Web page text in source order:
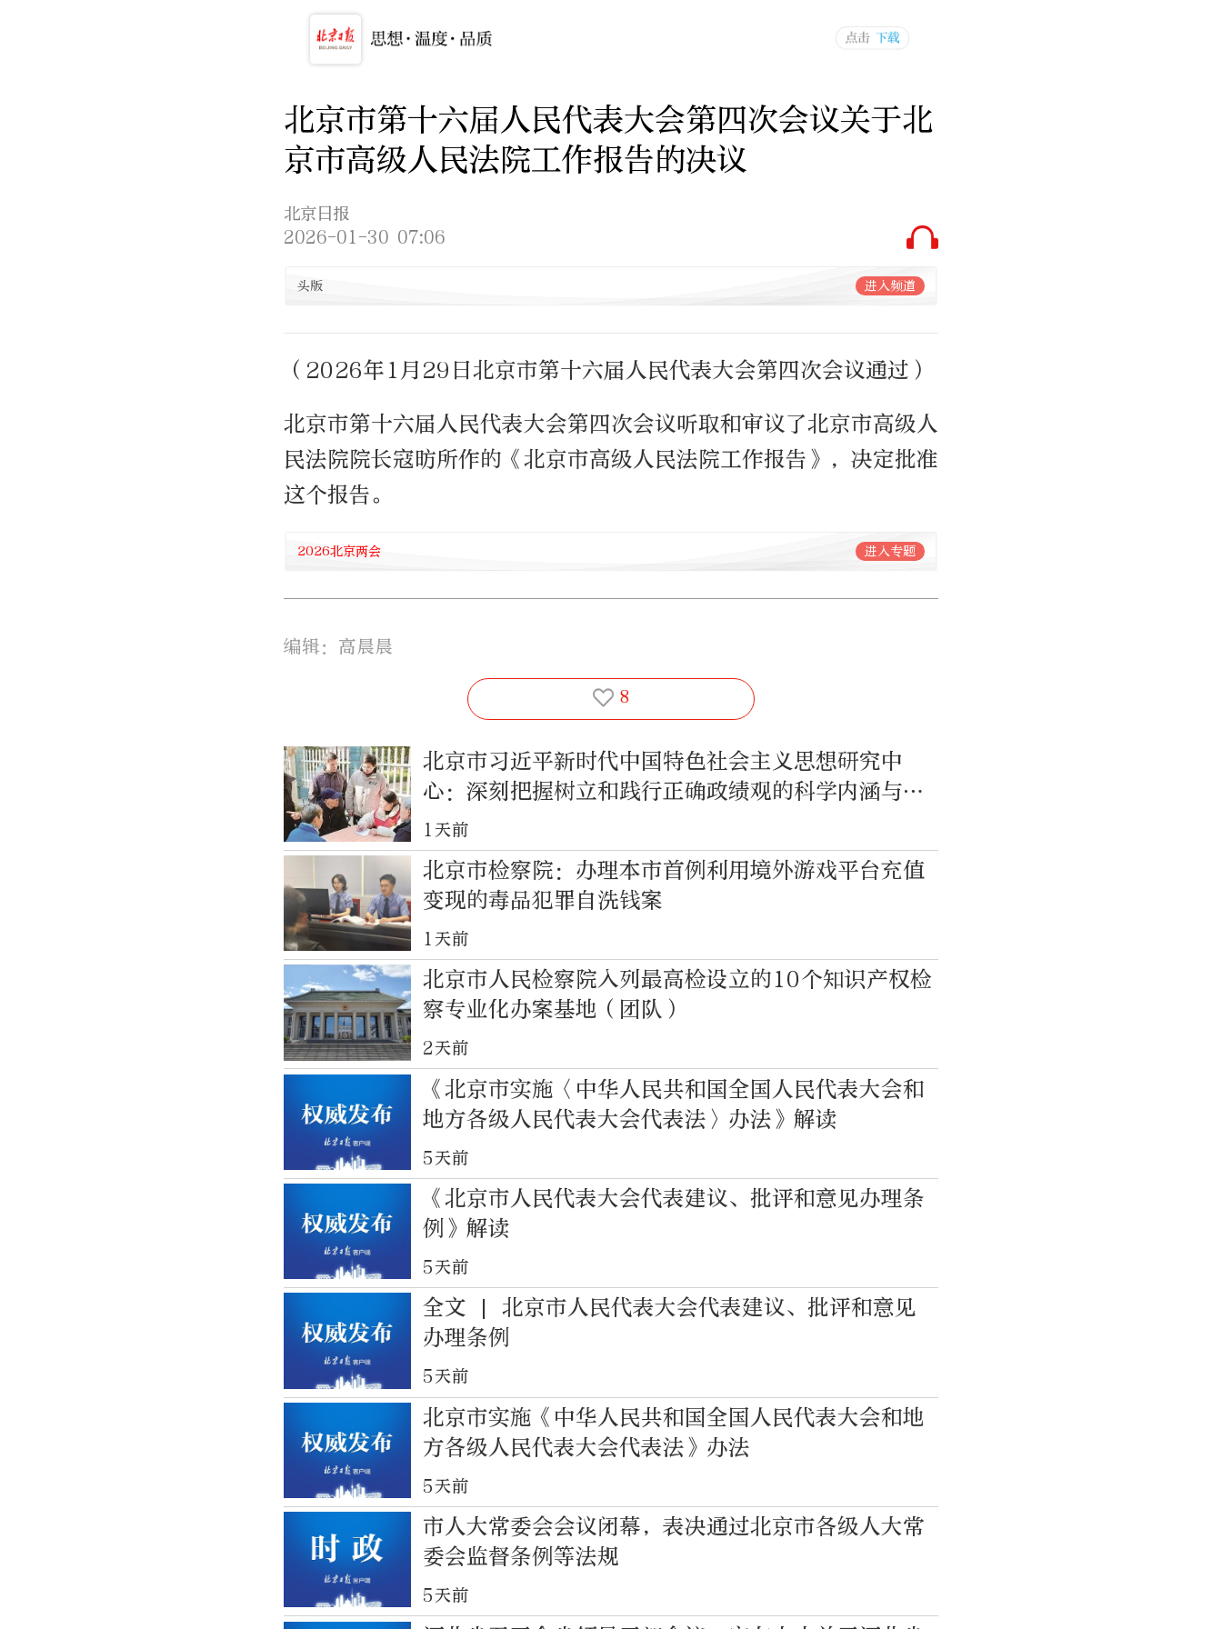
北京市第十六届人民代表大会第四次会议关于北
京市高级人民法院工作报告的决议
北京日报
2026-01-30 07:06
头版 进入频道
（2026年1月29日北京市第十六届人民代表大会第四次会议通过）
北京市第十六届人民代表大会第四次会议听取和审议了北京市高级人
民法院院长寇昉所作的《北京市高级人民法院工作报告》，决定批准
这个报告。
2026北京两会 进入专题
编辑：高晨晨
8
北京市习近平新时代中国特色社会主义思想研究中
心：深刻把握树立和践行正确政绩观的科学内涵与实
践逻辑
1天前
北京市检察院：办理本市首例利用境外游戏平台充值
变现的毒品犯罪自洗钱案
1天前
北京市人民检察院入列最高检设立的10个知识产权检
察专业化办案基地（团队）
2天前
《北京市实施〈中华人民共和国全国人民代表大会和
地方各级人民代表大会代表法〉办法》解读
5天前
《北京市人民代表大会代表建议、批评和意见办理条
例》解读
5天前
全文 | 北京市人民代表大会代表建议、批评和意见
办理条例
5天前
北京市实施《中华人民共和国全国人民代表大会和地
方各级人民代表大会代表法》办法
5天前
市人大常委会会议闭幕，表决通过北京市各级人大常
委会监督条例等法规
5天前